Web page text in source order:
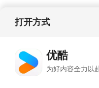
打开方式
优酷
为好内容全力以